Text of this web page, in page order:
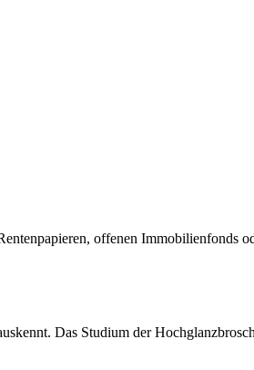
offenen Immobilienfonds
Das Studium der